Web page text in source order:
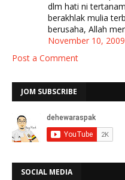
dlm hati ni
berakhlak mulia
berusaha, Allah
November 10,
Post a Comment
JOM SUBSCRIBE
SOCIAL MEDIA